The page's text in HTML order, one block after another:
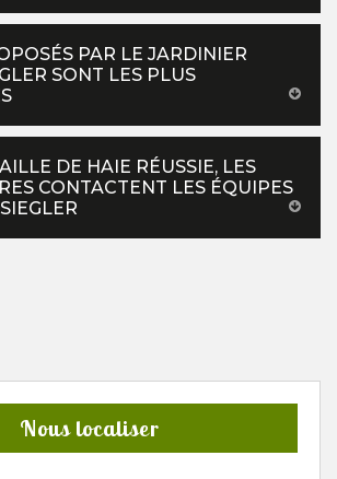
PAR LE JARDINIER
SONT LES PLUS
DE HAIE RÉUSSIE, LES
CONTACTENT LES ÉQUIPES
Nous localiser